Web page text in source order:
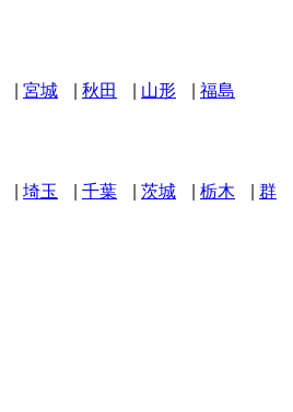
宮城 秋田 山形 福島
埼玉 千葉 茨城 栃木 群